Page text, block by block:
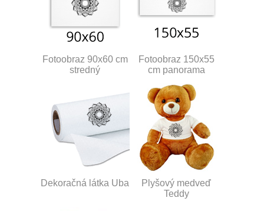
Fotoobraz 90x60 cm
stredný
Fotoobraz 150x55
cm panorama
Dekoračná látka Uba
Plyšový medveď
Teddy